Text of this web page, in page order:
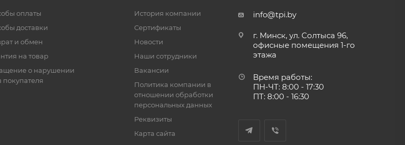
оплаты
доставки
и обмен
на товар
о нарушении
покупателя
История компании
Сертификаты
Новости
Наши сотрудники
Вакансии
Политика компании в
отношении обработки
персональных данных
Реквизиты
Карта сайта
info@tpi.by
г. Минск, ул. Солтыса 96,
офисные помещения 1-го
этажа
Время работы:
ПН-ЧТ: 8:00 - 17:30
ПТ: 8:00 - 16:30